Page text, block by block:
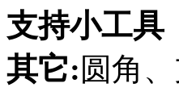
支持小工具
其它:圆角